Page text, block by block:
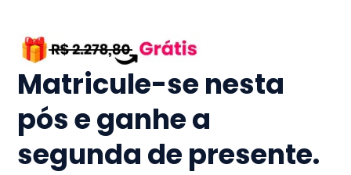
Matricule-se nesta
pós e ganhe a
segunda de presente.